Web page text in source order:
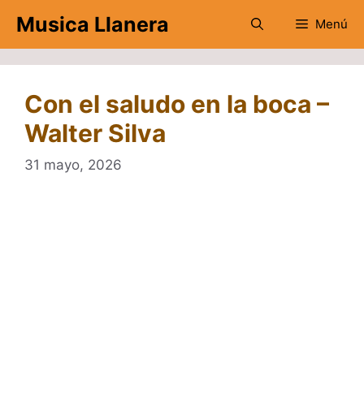
contenido
Musica Llanera Menú
Con el saludo en la boca –
Walter Silva
31 mayo, 2026